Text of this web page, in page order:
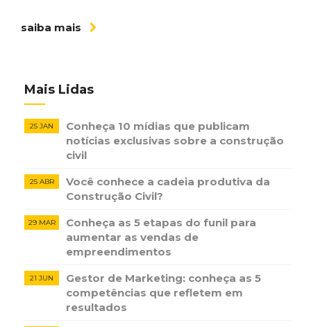
saiba mais
Mais Lidas
25 JAN
Conheça 10 mídias que publicam
notícias ​exclusivas sobre​ ​a construção​ ​
civil
25 ABR
Você conhece a cadeia produtiva da
Construção Civil?
29 MAR
Conheça as 5 etapas do funil para
aumentar as vendas de
empreendimentos
21 JUN
Gestor de Marketing: conheça as 5
competências que refletem em
resultados